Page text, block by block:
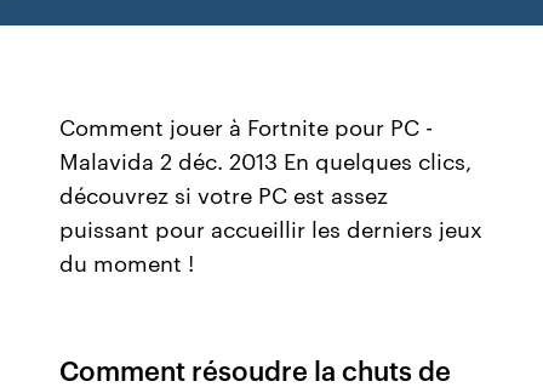
Comment jouer à Fortnite pour PC -
Malavida 2 déc. 2013 En quelques clics,
découvrez si votre PC est assez
puissant pour accueillir les derniers jeux
du moment !
Comment résoudre la chuts de